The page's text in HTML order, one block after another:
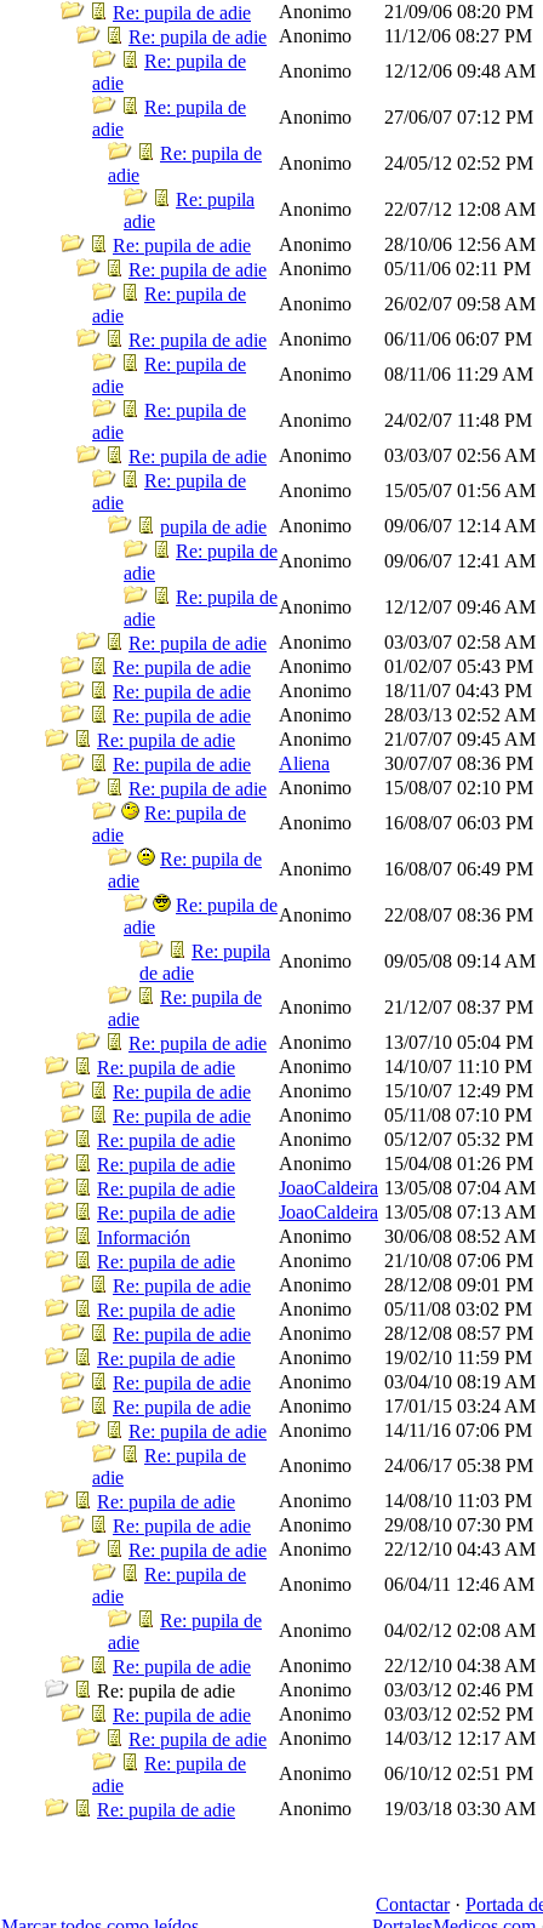
Re: pupila de adie
Anonimo 21/09/06 08:20 PM
Re: pupila de adie
Anonimo 11/12/06 08:27 PM
Re: pupila de
adie
Anonimo 12/12/06 09:48 AM
Re: pupila de
adie
Anonimo 27/06/07 07:12 PM
Re: pupila de
adie
Anonimo 24/05/12 02:52 PM
Re: pupila
adie
Anonimo 22/07/12 12:08 AM
Re: pupila de adie
Anonimo 28/10/06 12:56 AM
Re: pupila de adie
Anonimo 05/11/06 02:11 PM
Re: pupila de
adie
Anonimo 26/02/07 09:58 AM
Re: pupila de adie
Anonimo 06/11/06 06:07 PM
Re: pupila de
adie
Anonimo 08/11/06 11:29 AM
Re: pupila de
adie
Anonimo 24/02/07 11:48 PM
Re: pupila de adie
Anonimo 03/03/07 02:56 AM
Re: pupila de
adie
Anonimo 15/05/07 01:56 AM
pupila de adie
Anonimo 09/06/07 12:14 AM
Re: pupila de
adie
Anonimo 09/06/07 12:41 AM
Re: pupila de
adie
Anonimo 12/12/07 09:46 AM
Re: pupila de adie
Anonimo 03/03/07 02:58 AM
Re: pupila de adie
Anonimo 01/02/07 05:43 PM
Re: pupila de adie
Anonimo 18/11/07 04:43 PM
Re: pupila de adie
Anonimo 28/03/13 02:52 AM
Re: pupila de adie
Anonimo 21/07/07 09:45 AM
Re: pupila de adie
Aliena 30/07/07 08:36 PM
Re: pupila de adie
Anonimo 15/08/07 02:10 PM
Re: pupila de
adie
Anonimo 16/08/07 06:03 PM
Re: pupila de
adie
Anonimo 16/08/07 06:49 PM
Re: pupila de
adie
Anonimo 22/08/07 08:36 PM
Re: pupila
de adie
Anonimo 09/05/08 09:14 AM
Re: pupila de
adie
Anonimo 21/12/07 08:37 PM
Re: pupila de adie
Anonimo 13/07/10 05:04 PM
Re: pupila de adie
Anonimo 14/10/07 11:10 PM
Re: pupila de adie
Anonimo 15/10/07 12:49 PM
Re: pupila de adie
Anonimo 05/11/08 07:10 PM
Re: pupila de adie
Anonimo 05/12/07 05:32 PM
Re: pupila de adie
Anonimo 15/04/08 01:26 PM
Re: pupila de adie
JoaoCaldeira 13/05/08 07:04 AM
Re: pupila de adie
JoaoCaldeira 13/05/08 07:13 AM
Información
Anonimo 30/06/08 08:52 AM
Re: pupila de adie
Anonimo 21/10/08 07:06 PM
Re: pupila de adie
Anonimo 28/12/08 09:01 PM
Re: pupila de adie
Anonimo 05/11/08 03:02 PM
Re: pupila de adie
Anonimo 28/12/08 08:57 PM
Re: pupila de adie
Anonimo 19/02/10 11:59 PM
Re: pupila de adie
Anonimo 03/04/10 08:19 AM
Re: pupila de adie
Anonimo 17/01/15 03:24 AM
Re: pupila de adie
Anonimo 14/11/16 07:06 PM
Re: pupila de
adie
Anonimo 24/06/17 05:38 PM
Re: pupila de adie
Anonimo 14/08/10 11:03 PM
Re: pupila de adie
Anonimo 29/08/10 07:30 PM
Re: pupila de adie
Anonimo 22/12/10 04:43 AM
Re: pupila de
adie
Anonimo 06/04/11 12:46 AM
Re: pupila de
adie
Anonimo 04/02/12 02:08 AM
Re: pupila de adie
Anonimo 22/12/10 04:38 AM
Re: pupila de adie
Anonimo 03/03/12 02:46 PM
Re: pupila de adie
Anonimo 03/03/12 02:52 PM
Re: pupila de adie
Anonimo 14/03/12 12:17 AM
Re: pupila de
adie
Anonimo 06/10/12 02:51 PM
Re: pupila de adie
Anonimo 19/03/18 03:30 AM
Contactar· Portada